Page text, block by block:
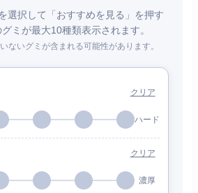
選択して「おすすめを見る」を押す
ミが最大10種類表示されます。
ないグミが含まれる可能性があります。
クリア
ハード
クリア
濃厚